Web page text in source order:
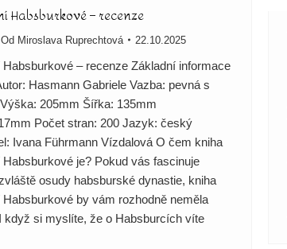
Habsburkové – recenze
Od Miroslava Ruprechtová 22.10.2025
Habsburkové – recenze Základní informace
Hasmann Gabriele Vazba: pevná s
205mm Šířka: 135mm
Počet stran: 200 Jazyk: český
Ivana Führmann Vízdalová O čem kniha
Habsburkové je? Pokud vás fascinuje
osudy habsburské dynastie, kniha
Habsburkové by vám rozhodně neměla
když si myslíte, že o Habsburcích víte